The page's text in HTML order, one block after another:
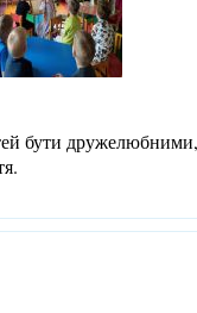
бути